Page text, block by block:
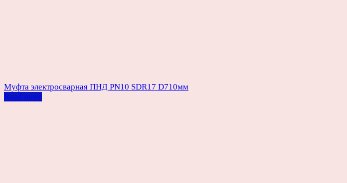
Муфта электросварная ПНД PN10 SDR17 D710мм
Read more